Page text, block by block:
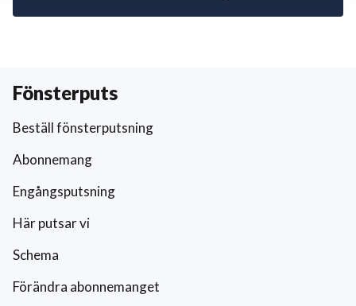
Fönsterputs
Beställ fönsterputsning
Abonnemang
Engångsputsning
Här putsar vi
Schema
Förändra abonnemanget